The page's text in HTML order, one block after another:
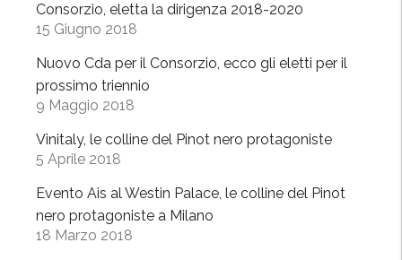
i
,
e
t
a
l
Consorzio, eletta la dirigenza 2018-2020
15 Giugno 2018
Nuovo Cda per il Consorzio, ecco gli eletti per il
prossimo triennio
9 Maggio 2018
Vinitaly, le colline del Pinot nero protagoniste
5 Aprile 2018
Evento Ais al Westin Palace, le colline del Pinot
nero protagoniste a Milano
18 Marzo 2018